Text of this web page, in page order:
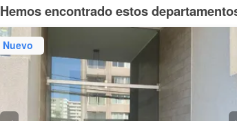
Hemos encontrado estos
Nuevo